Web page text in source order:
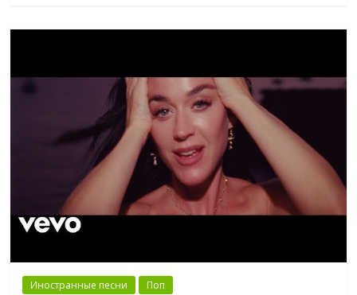
Иностранные песни Поп